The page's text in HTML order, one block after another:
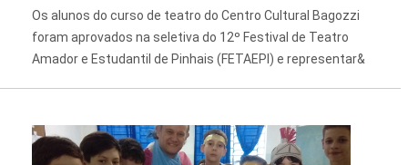
Os alunos do curso de teatro do Centro Cultural Bagozzi
foram aprovados na seletiva do 12º Festival de Teatro
Amador e Estudantil de Pinhais (FETAEPI) e representar&